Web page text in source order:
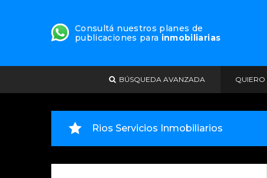
Consultá nuestros planes de
publicaciones para inmobiliarias
BÚSQUEDA AVANZADA QUIERO
Rios Servicios Inmobiliarios